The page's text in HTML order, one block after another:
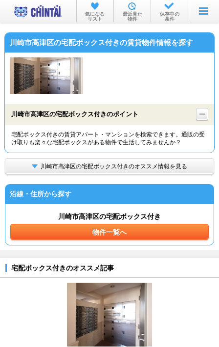
お部屋を探す
沿線・駅から
物件特集から
TOP
気になる
リスト
最近見た
物件
保存中の
条件
川崎市高津区の宅配ボックス付きの賃貸物件情報を探す
川崎市高津区の宅配ボックス付きのポイント
宅配ボックス付きの賃貸アパート・マンションを検索できます。通販の受
け取りも楽々な宅配ボックスがある物件で生活してみませんか？
川崎市高津区の宅配ボックス付きのオススメ情報を見る
沿線・住所から探す
川崎市高津区の宅配ボックス付き
物件一覧へ
宅配ボックス付きのオススメ記事